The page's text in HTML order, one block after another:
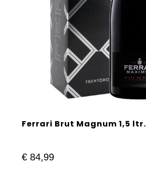
Ferrari Brut Magnum 1,5 ltr.
€84,99